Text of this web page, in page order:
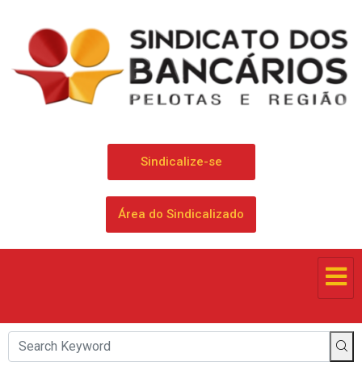
Sindicalize-se
Área do Sindicalizado